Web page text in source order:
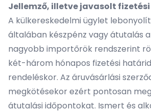
Jellemző, illetve javasolt
A külkereskedelmi ügylet
általában készpénz vagy átutalás a
nagyobb importőrök rendszerint
két-három hónapos fizetési
rendeléskor. Az áruvásárlási
megkötésekor ezért pontosan
átutalási időpontokat. Ismert és